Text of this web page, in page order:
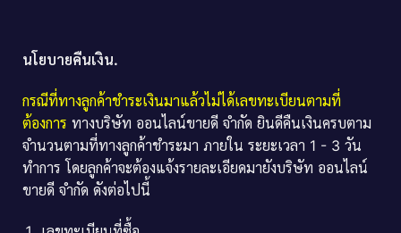
นโยบายคืนเงิน.
กรณีที่ทางลูกค้าชำระเงินมาแล้วไม่ได้เลขทะเบียนตามที่
ต้องการ ทางบริษัท ออนไลน์ขายดี จำกัด ยินดีคืนเงินครบตาม
จำนวนตามที่ทางลูกค้าชำระมา ภายใน ระยะเวลา 1 - 3 วัน
ทำการ โดยลูกค้าจะต้องแจ้งรายละเอียดมายังบริษัท ออนไลน์
ขายดี จำกัด ดังต่อไปนี้